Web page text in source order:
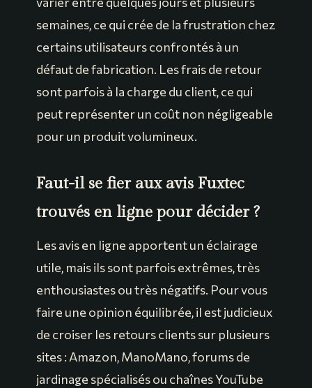
semaines, ce qui crée de la frustration chez
certains utilisateurs confrontés à un
défaut de fabrication. Les frais de retour
sont parfois à la charge du client, ce qui
peut représenter un coût non négligeable
pour un produit volumineux.
Faut-il se fier aux avis Fuxtec
trouvés en ligne pour décider ?
Les avis en ligne apportent un éclairage
utile, mais ils sont parfois extrêmes, très
enthousiastes ou très négatifs. Pour vous
faire une opinion équilibrée, il est judicieux
de croiser les retours clients sur plusieurs
sites : Amazon, ManoMano, forums de
jardinage spécialisés ou chaînes YouTube